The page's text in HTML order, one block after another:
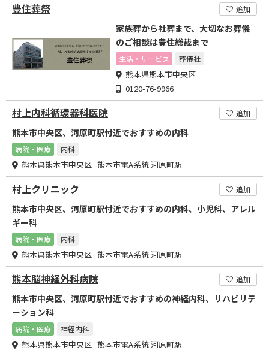
豊住葬祭 追加
家族葬から社葬まで、大切なお葬儀
のご相談は豊住総裁まで
生活・サービス 葬儀社
熊本県熊本市中央区
0120-76-9966
村上内科循環器科医院 追加
熊本市中央区、河原町駅付近でおすすめの内科
病院・医療 内科
熊本県熊本市中央区 熊本市電A系統 河原町駅
村上クリニック 追加
熊本市中央区、河原町駅付近でおすすめの内科、小児科、アレル
ギー科
病院・医療 内科
熊本県熊本市中央区 熊本市電A系統 河原町駅
熊本脳神経外科病院 追加
熊本市中央区、河原町駅付近でおすすめの神経内科、リハビリテ
ーション科
病院・医療 神経内科
熊本県熊本市中央区 熊本市電A系統 河原町駅